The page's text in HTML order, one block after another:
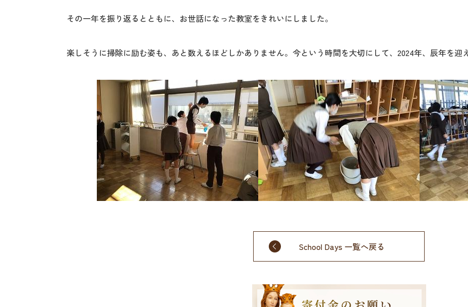
その一年を振り返るとともに、お世話になった教室をきれいにしました。
楽しそうに掃除に励む姿も、あと数えるほどしかありません。今という時間を大切にして、2024年、辰年を迎
School Days 一覧へ戻る